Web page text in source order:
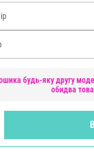
будь-яку другу
обидва